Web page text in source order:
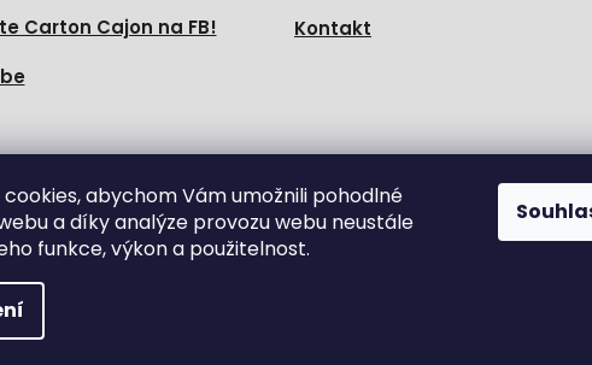
abychom Vám umožnili pohodlné
a díky analýze provozu webu neustále
funkce, výkon a použitelnost.
Carton Cajon na FB!
Kontakt